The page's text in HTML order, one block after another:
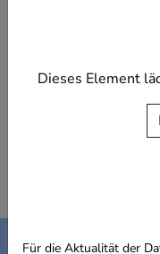
Dieses Element
Für die Aktualität der